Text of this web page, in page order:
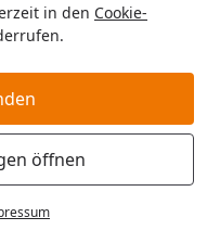
in den Cookie-
öffnen
und Zubehör für